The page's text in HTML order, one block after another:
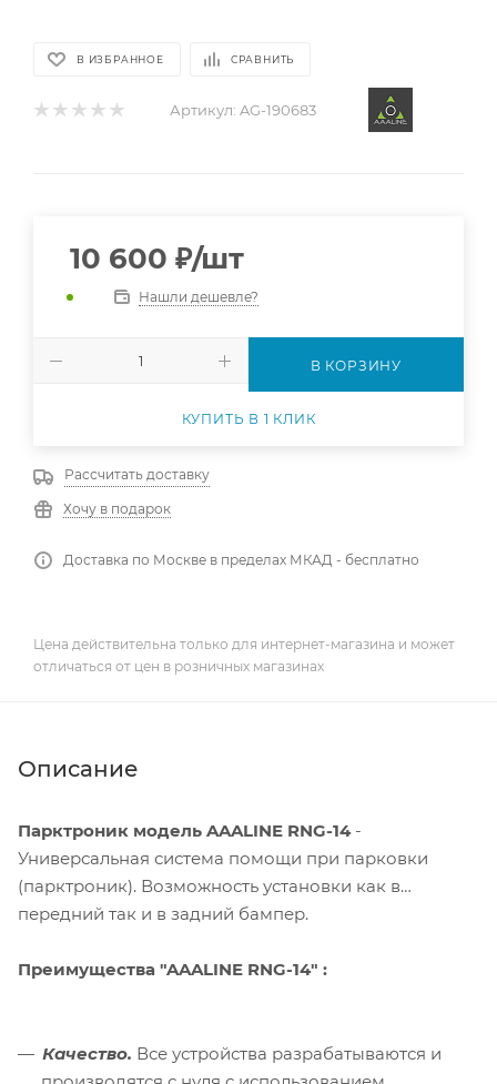
В ИЗБРАННОЕ СРАВНИТЬ
Артикул: AG-190683
10 600 ₽/шт
Нашли дешевле?
В КОРЗИНУ
КУПИТЬ В 1 КЛИК
Рассчитать доставку
Хочу в подарок
Доставка по Москве в пределах МКАД - бесплатно
Цена действительна только для интернет-магазина и может
отличаться от цен в розничных магазинах
Описание
Парктроник модель AAALINE RNG-14-
Универсальная система помощи при парковки
(парктроник). Возможность установки как в
передний так и в задний бампер.
Преимущества "AAALINE RNG-14" :
Качество. Все устройства разрабатываются и